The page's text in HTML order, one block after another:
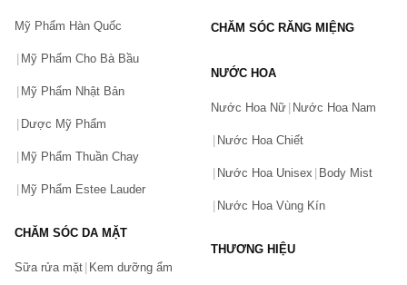
Mỹ Phẩm Hàn Quốc
Mỹ Phẩm Cho Bà Bầu
Mỹ Phẩm Nhật Bản
Dược Mỹ Phẩm
Mỹ Phẩm Thuần Chay
Mỹ Phẩm Estee Lauder
CHĂM SÓC DA MẶT
Sữa rửa mặt Kem dưỡng ẩm
CHĂM SÓC RĂNG MIỆNG
NƯỚC HOA
Nước Hoa Nữ Nước Hoa Nam
Nước Hoa Chiết
Nước Hoa Unisex Body Mist
Nước Hoa Vùng Kín
THƯƠNG HIỆU